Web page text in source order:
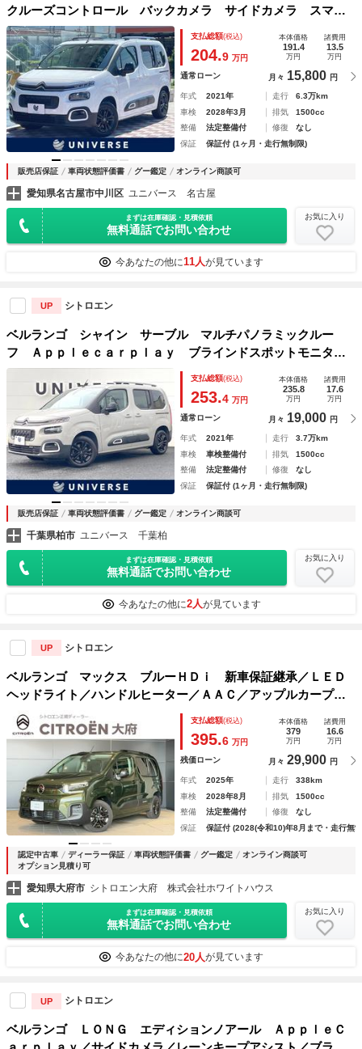
クルーズコントロール バックカメラ サイドカメラ スマー
トキー 純正１６インチアルミ オートエアコン ルーフレー
ル ディーゼル 禁煙車 ＥＴＣ
支払総額(税込)
204.9 万円
本体価格
191.4
万円
諸費用
13.5
万円
通常ローン 月々 15,800 円
年式 2021年 走行
6.3万km
車検
2028年3月 排気
1500cc
整備
法定整備付 修復
なし
保証
保証付 (1ヶ月・走行無制限)
販売店保証 車両状態評価書 グー鑑定 オンライン商談可
愛知県名古屋市中川区 ユニバース 名古屋
まずは在庫確認・見積依頼
無料通話でお問い合わせ
お気に入り
今あなたの他に11人が見ています
UP シトロエン
ベルランゴ シャイン サーブル マルチパノラミックルー
フ Ａｐｐｌｅｃａｒｐｌａｙ ブラインドスポットモニタ
ー フロント／サイド／バックソナー バックカメラ 純正１
６インチ５本ツインスポークブラックＡＷ ＥＴＣ 禁煙車
支払総額(税込)
253.4 万円
本体価格
235.8
万円
諸費用
17.6
万円
通常ローン 月々 19,000 円
年式 2021年 走行
3.7万km
車検
車検整備付 排気
1500cc
整備
法定整備付 修復
なし
保証
保証付 (1ヶ月・走行無制限)
販売店保証 車両状態評価書 グー鑑定 オンライン商談可
千葉県柏市 ユニバース 千葉柏
まずは在庫確認・見積依頼
無料通話でお問い合わせ
お気に入り
今あなたの他に2人が見ています
UP シトロエン
ベルランゴ マックス ブルーＨＤｉ 新車保証継承／ＬＥＤ
ヘッドライト／ハンドルヒーター／ＡＡＣ／アップルカープレ
イ・アンドロイドオート／アダプティブクルーズコントロール
／オートマチックハイビーム／前後クリアランスソナ－／ガラ
スルーフ
支払総額(税込)
395.6 万円
本体価格
379
万円
諸費用
16.6
万円
残価ローン 月々 29,900 円
年式 2025年 走行
338km
車検
2028年8月 排気
1500cc
整備
法定整備付 修復
なし
保証
保証付 (2028(令和10)年8月まで・走行無
認定中古車 ディーラー保証 車両状態評価書 グー鑑定
オンライン商談可
オプション見積り可
愛知県大府市 シトロエン大府 株式会社ホワイトハウス
まずは在庫確認・見積依頼
無料通話でお問い合わせ
お気に入り
今あなたの他に20人が見ています
UP シトロエン
ベルランゴ ＬＯＮＧ エディションノアール ＡｐｐｌｅＣ